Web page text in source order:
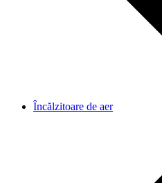
Încălzitoare de aer